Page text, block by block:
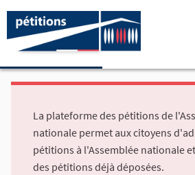
La plateforme des pétitions de
nationale permet aux citoyens
pétitions à l'Assemblée nationale
des pétitions déjà déposées.